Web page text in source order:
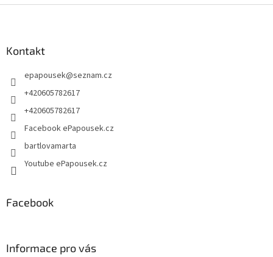
Kontakt
epapousek@seznam.cz
+420605782617
+420605782617
Facebook ePapousek.cz
bartlovamarta
Youtube ePapousek.cz
Facebook
Informace pro vás